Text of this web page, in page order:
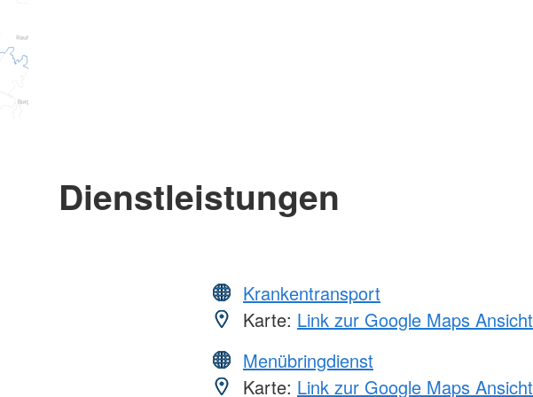
Dienstleistungen
Krankentransport
Karte: Link zur Google Maps Ansicht
Menübringdienst
Karte: Link zur Google Maps Ansicht